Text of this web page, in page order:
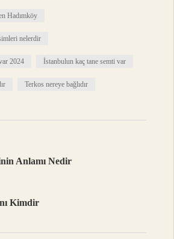
Hadımköy
nelerdir
2024 İstanbulun kaç tane semti var
Terkos nereye bağlıdır
Anlamı Nedir
Kimdir